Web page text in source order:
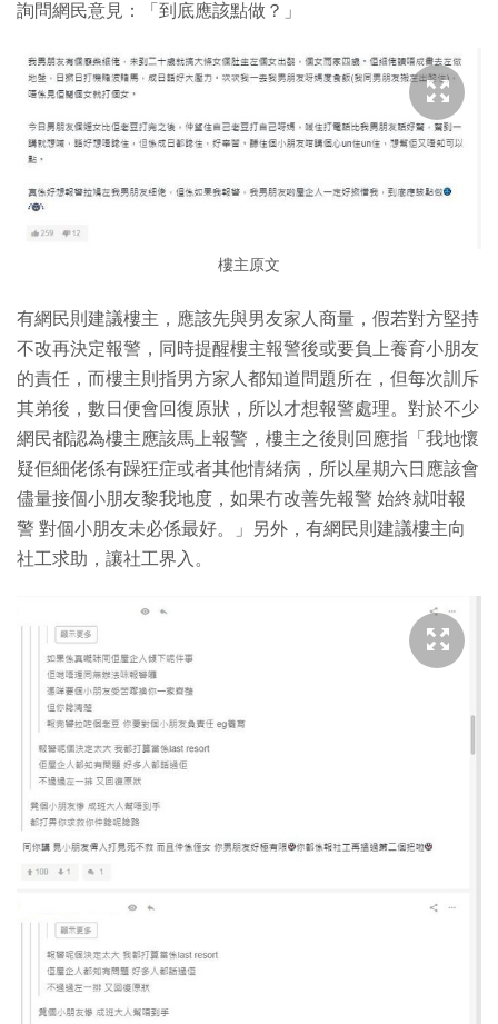
詢問網民意見：「到底應該點做？」
樓主原文
有網民則建議樓主，應該先與男友家人商量，假若對方堅持
不改再決定報警，同時提醒樓主報警後或要負上養育小朋友
的責任，而樓主則指男方家人都知道問題所在，但每次訓斥
其弟後，數日便會回復原狀，所以才想報警處理。對於不少
網民都認為樓主應該馬上報警，樓主之後則回應指「我地懷
疑佢細佬係有躁狂症或者其他情緒病，所以星期六日應該會
儘量接個小朋友黎我地度，如果冇改善先報警 始終就咁報
警 對個小朋友未必係最好。」另外，有網民則建議樓主向
社工求助，讓社工界入。